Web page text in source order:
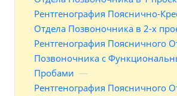
Рентгенография Пояснично-
Отдела Позвоночника в 2-х
Рентгенография Поясничного
Позвоночника с
Пробами —
Рентгенография Поясничного